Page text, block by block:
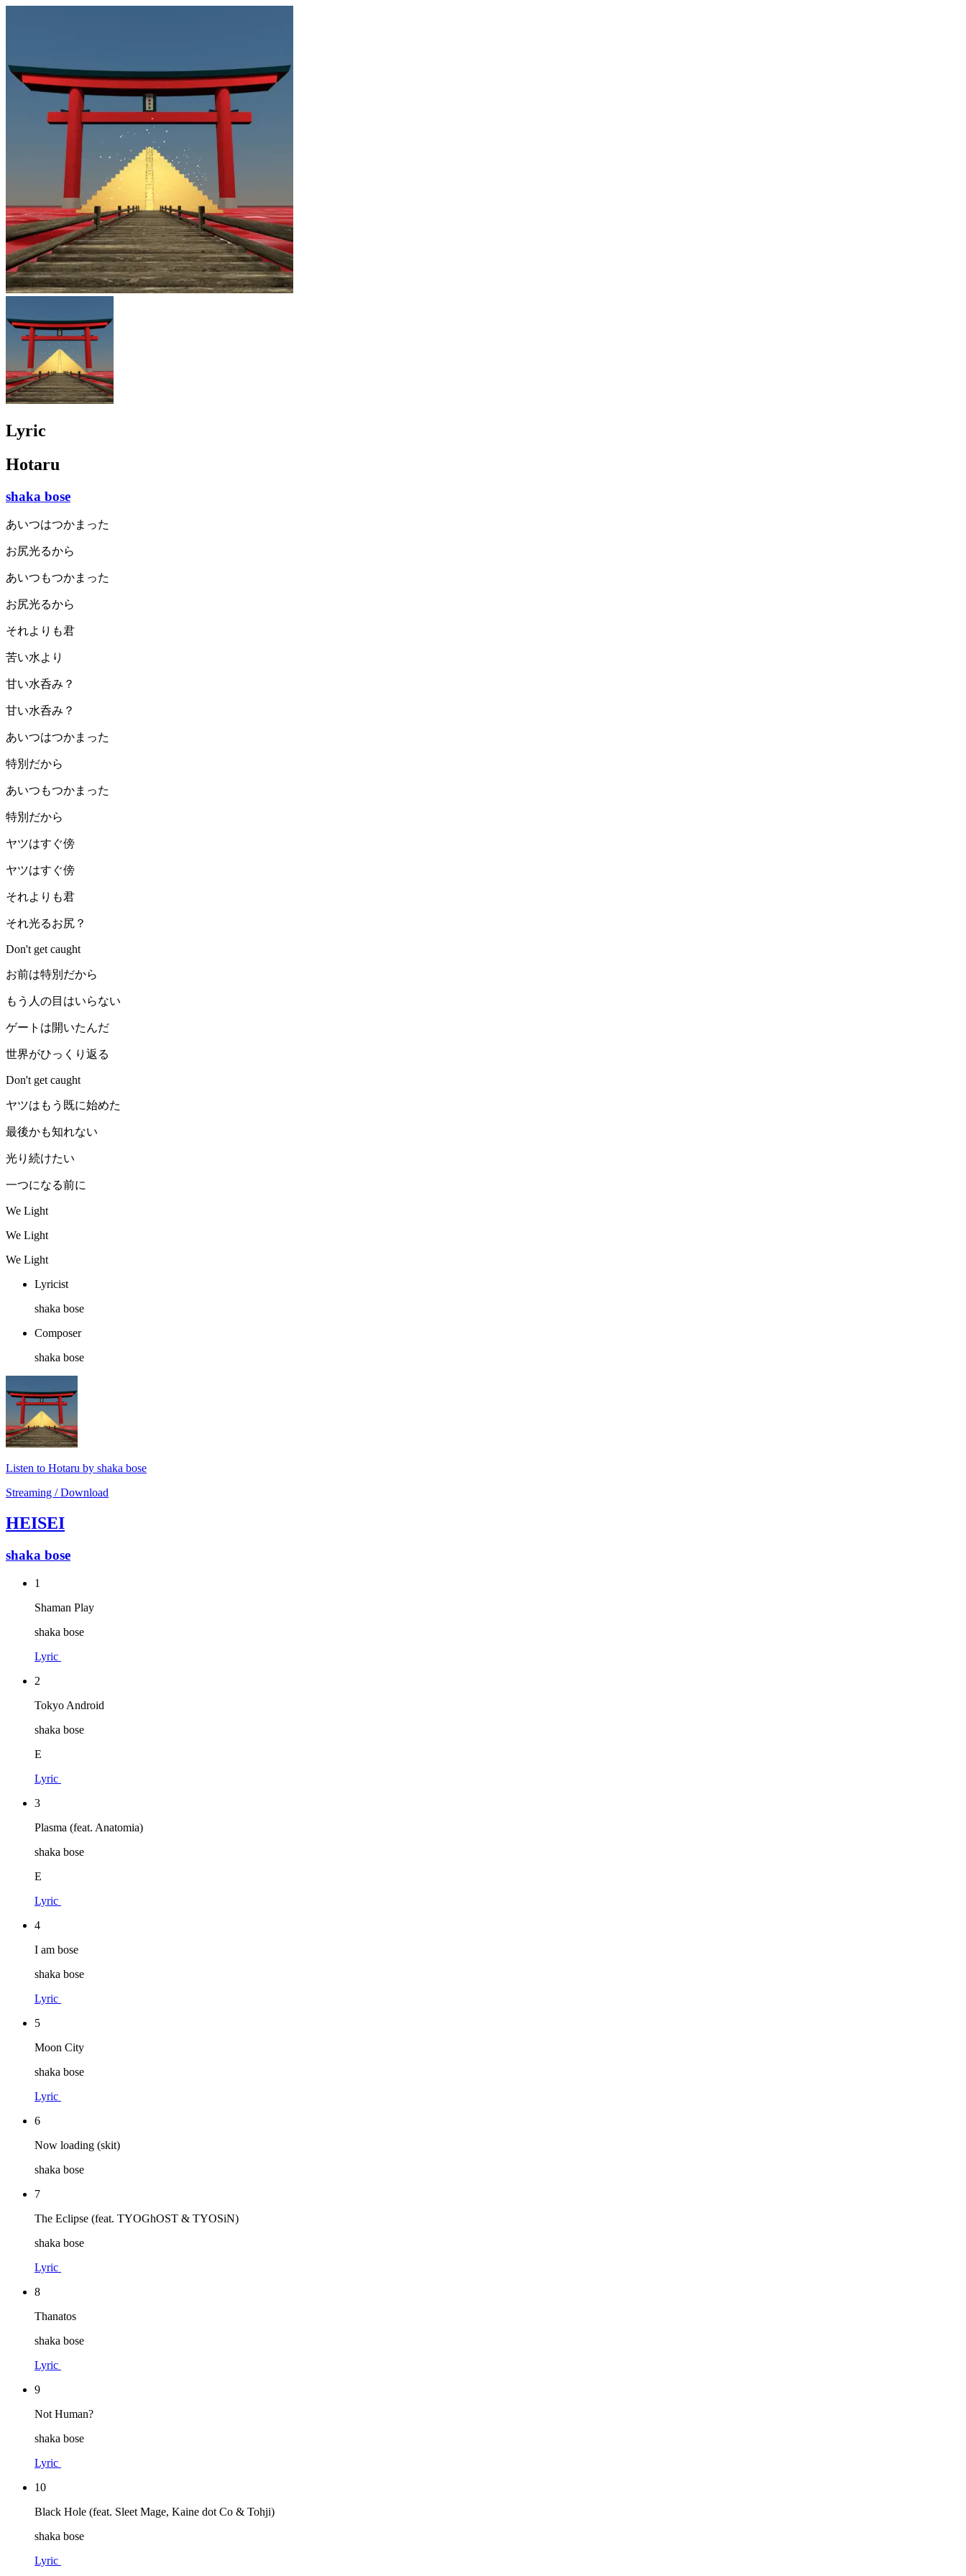
Lyric
Hotaru
shaka bose
あいつはつかまった
お尻光るから
あいつもつかまった
お尻光るから
それよりも君
苦い水より
甘い水呑み？
甘い水呑み？
あいつはつかまった
特別だから
あいつもつかまった
特別だから
ヤツはすぐ傍
ヤツはすぐ傍
それよりも君
それ光るお尻？
Don't get caught
お前は特別だから
もう人の目はいらない
ゲートは開いたんだ
世界がひっくり返る
Don't get caught
ヤツはもう既に始めた
最後かも知れない
光り続けたい
一つになる前に
We Light
We Light
We Light
Lyricist
shaka bose
Composer
shaka bose
Listen to Hotaru by shaka bose
Streaming / Download
HEISEI
shaka bose
1
Shaman Play
shaka bose
Lyric
2
Tokyo Android
shaka bose
E
Lyric
3
Plasma (feat. Anatomia)
shaka bose
E
Lyric
4
I am bose
shaka bose
Lyric
5
Moon City
shaka bose
Lyric
6
Now loading (skit)
shaka bose
7
The Eclipse (feat. TYOGhOST & TYOSiN)
shaka bose
Lyric
8
Thanatos
shaka bose
Lyric
9
Not Human?
shaka bose
Lyric
10
Black Hole (feat. Sleet Mage, Kaine dot Co & Tohji)
shaka bose
Lyric